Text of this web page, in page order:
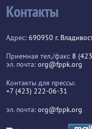
Контакты
Адрес: 690950 г.
Приемная тел./факс 8
эл. почта: org@fppk.org
Контакты для прессы:
+7 (423) 222-06-31
эл. почта: org@fppk.org